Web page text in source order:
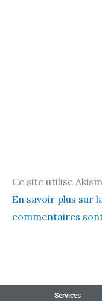
Ce site utilise
En savoir plus sur
commentaires
Services